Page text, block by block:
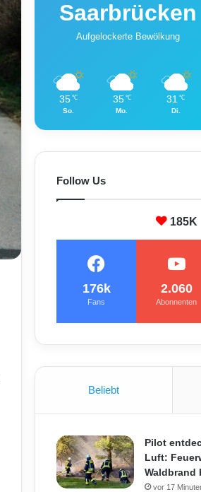
Saarbrücken
Aufgelockerte Bewölkung
35 ℃
So.
35 ℃
Mo.
31 ℃
Di.
Follow Us
185K
176k
Fans
2.060
Abonnenten
Beliebt
Pilot
Luft:
Waldbrand
vor 17